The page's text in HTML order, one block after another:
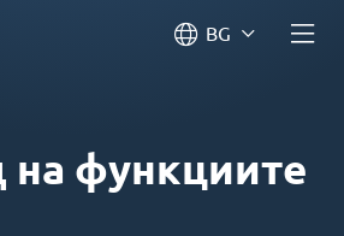
BG
на функциите